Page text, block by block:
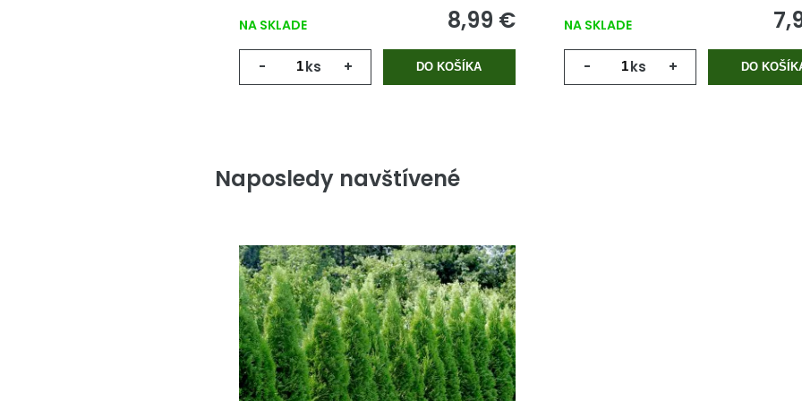
NA SKLADE 8,99 €
- ks + DO KOŠÍKA
NA SKLADE
- ks + DO
Naposledy navštívené